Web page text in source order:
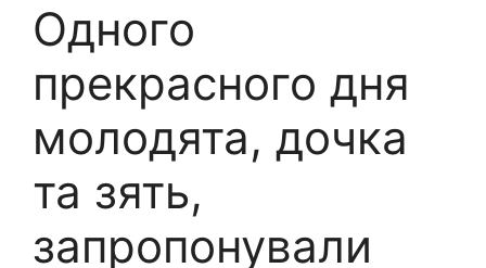
Одного
прекрасного дня
молодята, дочка
та зять,
запропонували